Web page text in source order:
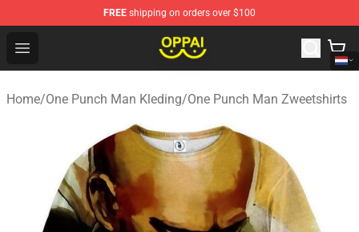
FREE shipping on orders over $100
Open menu
Oppai Store - Official Oppai Merchandise Shop
Home/One Punch Man Kleding/One Punch Man Zweetshirts